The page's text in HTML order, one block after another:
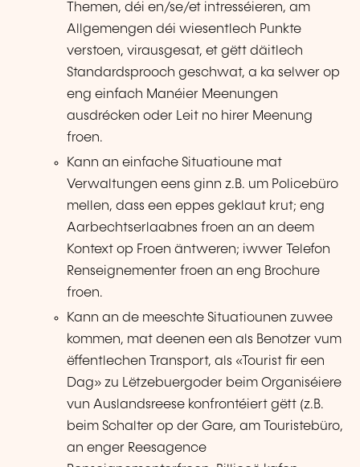
Themen, déi en/se/et intresséieren, am
Allgemengen déi wiesentlech Punkte
verstoen, virausgesat, et gëtt däitlech
Standardsprooch geschwat, a ka selwer op
eng einfach Manéier Meenungen
ausdrécken oder Leit no hirer Meenung
froen.
Kann an einfache Situatioune mat
Verwaltungen eens ginn z.B. um Policebüro
mellen, dass een eppes geklaut krut; eng
Aarbechtserlaabnes froen an an deem
Kontext op Froen äntweren; iwwer Telefon
Renseignementer froen an eng Brochure
froen.
Kann an de meeschte Situatiounen zuwee
kommen, mat deenen een als Benotzer vum
ëffentlechen Transport, als «Tourist fir een
Dag» zu Lëtzebuergoder beim Organiséiere
vun Auslandsreese konfrontéiert gëtt (z.B.
beim Schalter op der Gare, am Touristebüro,
an enger Reesagence